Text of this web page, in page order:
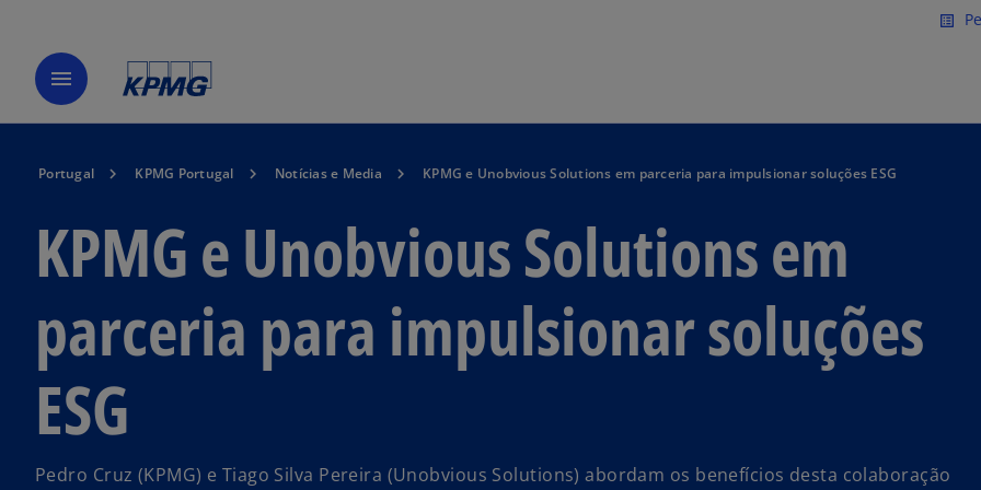
Saltar para conteúdo list_alt
menu
Portugal KPMG Portugal Notícias e Media KPMG e Unobvious Solutions em parceria para impulsionar soluções ESG
KPMG e Unobvious Solutions em
parceria para impulsionar soluções
ESG
Pedro Cruz (KPMG) e Tiago Silva Pereira (Unobvious Solutions) abordam os benefícios desta colaboração